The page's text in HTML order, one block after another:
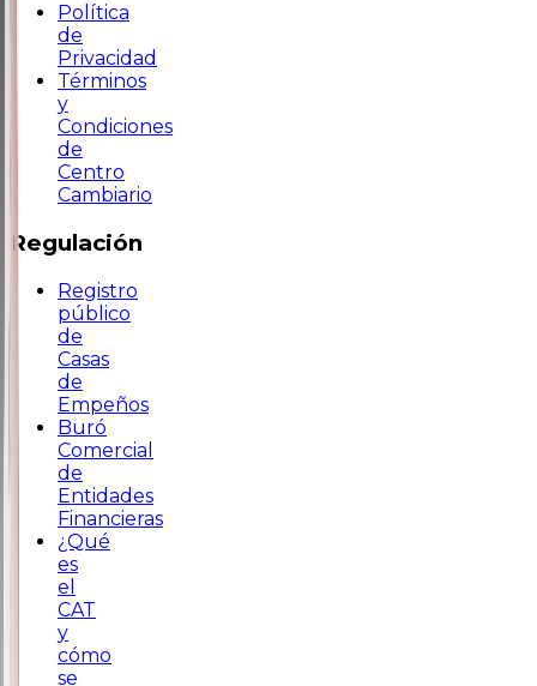
Política
de
Privacidad
Términos
y
Condiciones
de
Centro
Cambiario
Regulación
Registro
público
de
Casas
de
Empeños
Buró
Comercial
de
Entidades
Financieras
¿Qué
es
el
CAT
y
cómo
se